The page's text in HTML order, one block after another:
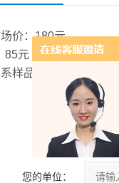
价：180元
85元
样品针式过滤器
产品：
您的单位：